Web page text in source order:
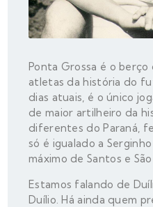
Ponta Grossa é o berço
atletas da história do
dias atuais, é o único
de maior artilheiro da
diferentes do Paraná,
só é igualado a
máximo de Santos e São
Estamos falando de
Duílio. Há ainda quem